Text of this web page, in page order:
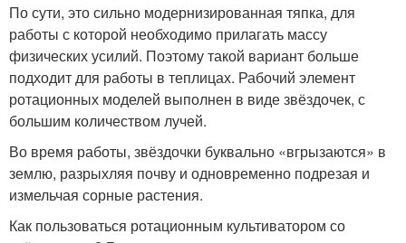
По сути, это сильно модернизированная тяпка, для
работы с которой необходимо прилагать массу
физических усилий. Поэтому такой вариант больше
подходит для работы в теплицах. Рабочий элемент
ротационных моделей выполнен в виде звёздочек, с
большим количеством лучей.
Во время работы, звёздочки буквально «вгрызаются» в
землю, разрыхляя почву и одновременно подрезая и
измельчая сорные растения.
Как пользоваться ротационным культиватором со